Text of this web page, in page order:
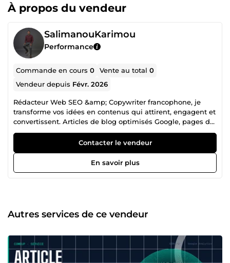
À propos du vendeur
SalimanouKarimou
Performance
Commande en cours0 Vente au total0
Vendeur depuis Févr. 2026
Rédacteur Web SEO &amp; Copywriter francophone, je
transforme vos idées en contenus qui attirent, engagent et
convertissent. Articles de blog optimisés Google, pages de
vente percutantes, emails marketing qui vendent, fiches
produit engageantes ou contenus réseaux sociaux. Je
m'adapte à votre univers et à vos objectifs business.
J'utilise SEMrush et Google Analytics pour produire des
contenus data-driven : chaque mot est choisi pour
directement, ou contactez-moi pour un service sur mesure.
Contacter le vendeur
En savoir plus
Autres services de ce vendeur